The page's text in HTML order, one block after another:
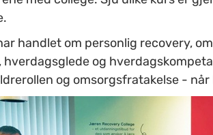
handlet om personlig recovery,
hverdagsglede og
og omsorgsfratakelse -